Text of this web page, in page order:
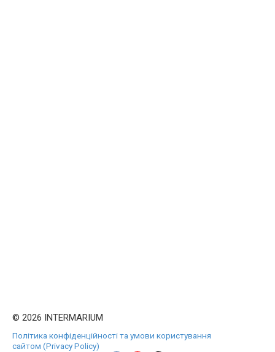
© 2026 INTERMARIUM
Політика конфіденційності та умови користування
сайтом (Privacy Policy)